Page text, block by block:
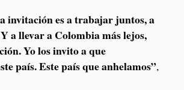
invitación es a trabajar juntos, a
a llevar a Colombia más lejos,
Yo los invito a que
país. Este país que anhelamos”,